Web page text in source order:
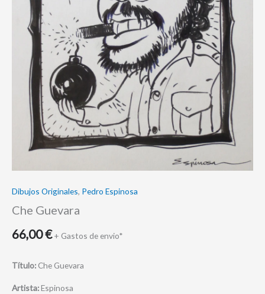
Dibujos Originales, Pedro Espinosa
Che Guevara
66,00€ + Gastos de envio*
Título: Che Guevara
Artista:Espinosa